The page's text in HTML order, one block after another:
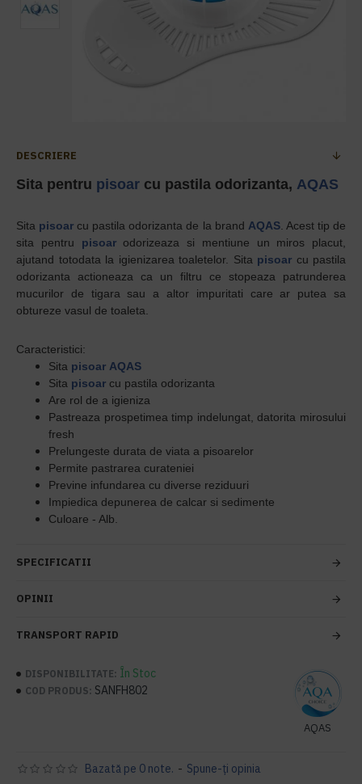
DESCRIERE
Sita pentru pisoar cu pastila odorizanta, AQAS
Sita pisoar cu pastila odorizanta de la brand AQAS. Acest tip de
sita pentru pisoarodorizeaza si mentiune un miros placut,
ajutand totodata la igienizarea toaletelor. Sita pisoar cu pastila
odorizanta actioneaza ca un filtru ce stopeaza patrunderea
mucurilor de tigara sau a altor impuritati care ar putea sa
obtureze vasul de toaleta.
Caracteristici:
Sita pisoar AQAS
Sita pisoar cu pastila odorizanta
Are rol de a igieniza
Pastreaza prospetimea timp indelungat, datorita mirosului
fresh
Prelungeste durata de viata a pisoarelor
Permite pastrarea curateniei
Previne infundarea cu diverse reziduuri
Impiedica depunerea de calcar si sedimente
Culoare - Alb.
SPECIFICATII
OPINII
TRANSPORT RAPID
DISPONIBILITATE: În Stoc
COD PRODUS: SANFH802
AQAS
Bazată pe 0 note. - Spune-ţi opinia